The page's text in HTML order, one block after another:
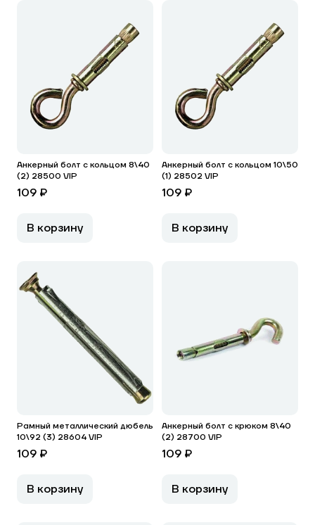
Анкерный болт с кольцом 8\40
(2) 28500 VIP
109 ₽
В корзину
Анкерный болт с кольцом 10\50
(1) 28502 VIP
109 ₽
В корзину
Рамный металлический дюбель
10\92 (3) 28604 VIP
109 ₽
В корзину
Анкерный болт с крюком 8\40
(2) 28700 VIP
109 ₽
В корзину